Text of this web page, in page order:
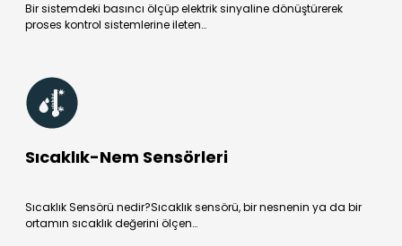
Bir sistemdeki basıncı ölçüp elektrik sinyaline dönüştürerek
proses kontrol sistemlerine ileten…
Sıcaklık-Nem Sensörleri
Sıcaklık Sensörü nedir?Sıcaklık sensörü, bir nesnenin ya da bir
ortamın sıcaklık değerini ölçen…